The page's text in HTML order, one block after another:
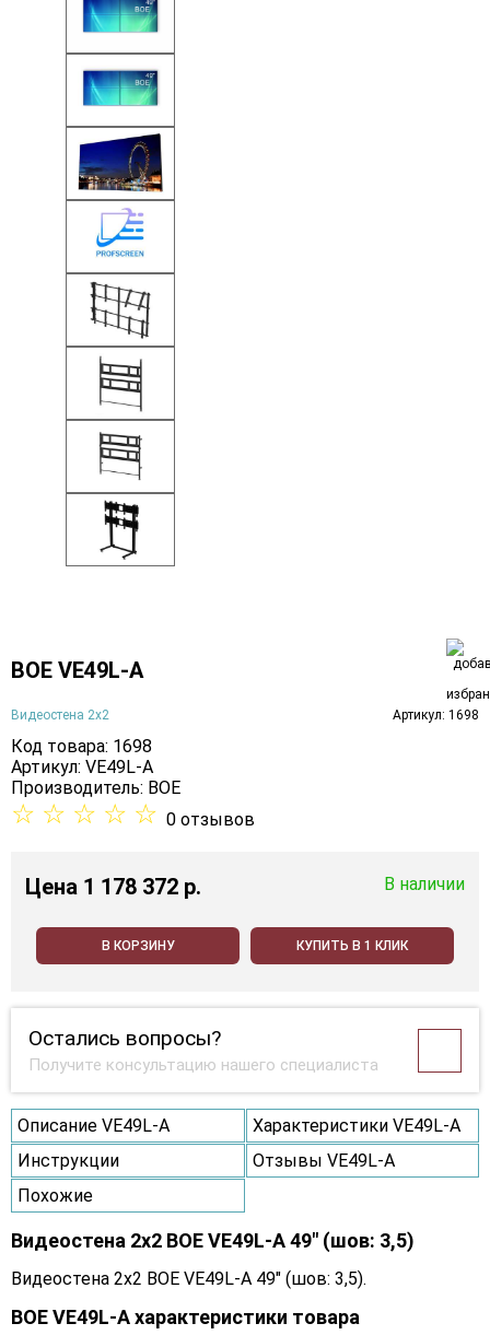
BOE VE49L-A
Видеостена 2x2 Артикул: 1698
Код товара: 1698
Артикул: VE49L-A
Производитель: BOE
☆ ☆ ☆ ☆ ☆ 0 отзывов
Цена 1 178 372 p. В наличии
В КОРЗИНУ КУПИТЬ В 1 КЛИК
Остались вопросы?
Получите консультацию нашего специалиста
Описание VE49L-A
Характеристики VE49L-A
Инструкции
Отзывы VE49L-A
Похожие
Видеостена 2x2 BOE VE49L-A 49" (шов: 3,5)
Видеостена 2x2 BOE VE49L-A 49" (шов: 3,5).
BOE VE49L-A характеристики товара